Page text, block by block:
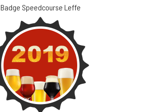
Badge Speedcourse Leffe